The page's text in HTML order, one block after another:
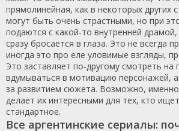
прямолинейная, как в некоторых других
могут быть очень страстными, но при
подаются с какой-то внутренней драмой,
сразу бросается в глаза. Это не всегда
иногда это про еле уловимые взгляды,
Это заставляет по-другому смотреть на
вдумываться в мотивацию персонажей,
за развитием сюжета. Возможно, именно
делает их интересными для тех, кто
стандартное.
Все аргентинские сериалы: